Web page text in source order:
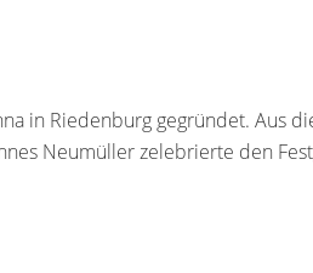
in Riedenburg gegründet. Aus
Neumüller zelebrierte den